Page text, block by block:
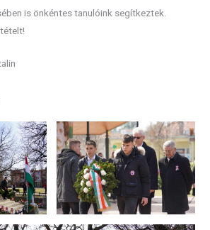
is önkéntes tanulóink segítkeztek.